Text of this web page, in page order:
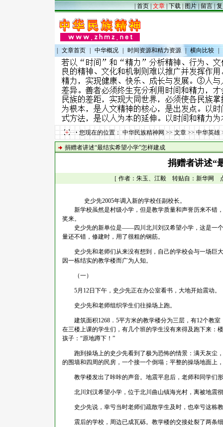
|首页|文章|下载| 图片|留言|
文章首页 中华概况 时间资源和精力资源 | 横向比较
您现在的位置：中华民族精神网>>文章>>中华英雄
捐赠者讲述“最结实希望小学”怎样建成
捐赠者讲述“
［ 作者：朱玉、江毅 转贴自：新华网
史少先2005年调入新的学校任副校长。
新学校虽然是村级小学，但是教学质量和声誉历来不错
奖来。
史少先的新单位是——四川北川刘汉希望小学，这是一个
量还不错，修建时，用了很粗的钢筋。
史少先和老师们从来没有想到，自己的学校会与一场巨
因一栋结实的教学楼而广为人知。
（一）
5月12日下午，史少先正在办公室看书，大地开始震动。
史少先和老师组织学生们往操场上跑。
建筑面积1268．5平方米的教学楼分为三层，有12个教室
在三楼上课的学生们，有几个班的学生没有来得及跑下来：
孩子：“原地蹲下！”
跑到操场上的史少先看到了极为恐怖的情景：满天灰尘
的围墙和四周的民房，一个接一个倒塌；平整的操场地面上
教学楼发出了咔咔的声音。地震平息后，老师和同学们
北川刘汉希望小学，位于北川曲山镇海光村，离被地震彻
史少先说，幸亏当时老师们疏散学生及时，也幸亏这栋
震后的学校，周边已成瓦砾。教学楼的交接处裂了两条